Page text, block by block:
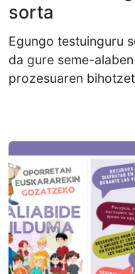
sorta
Egungo testuinguru
da gure seme-
prozesuaren